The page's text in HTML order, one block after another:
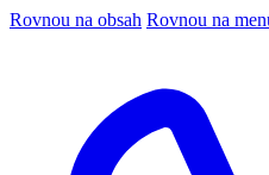
Rovnou na obsah Rovnou na